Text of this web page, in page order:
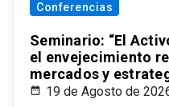
Conferencias
Seminario: “El
el envejecimiento
mercados y
19 de Agosto de